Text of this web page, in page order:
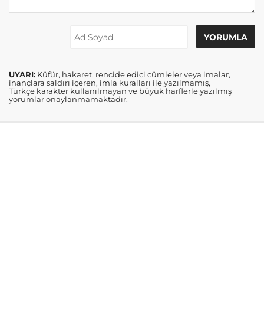
UYARI: Küfür, hakaret, rencide edici cümleler veya imalar,
inançlara saldırı içeren, imla kuralları ile yazılmamış,
Türkçe karakter kullanılmayan ve büyük harflerle yazılmış
yorumlar onaylanmamaktadır.